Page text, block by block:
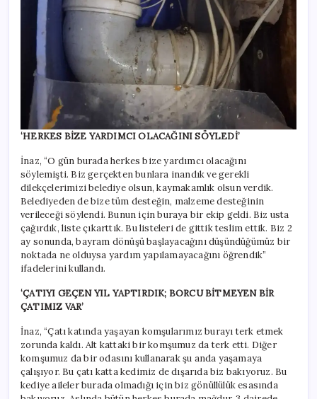
‘HERKES BİZE YARDIMCI OLACAĞINI SÖYLEDİ’
İnaz, “O gün burada herkes bize yardımcı olacağını
söylemişti. Biz gerçekten bunlara inandık ve gerekli
dilekçelerimizi belediye olsun, kaymakamlık olsun verdik.
Belediyeden de bize tüm desteğin, malzeme desteğinin
verileceği söylendi. Bunun için buraya bir ekip geldi. Biz usta
çağırdık, liste çıkarttık. Bu listeleri de gittik teslim ettik. Biz 2
ay sonunda, bayram dönüşü başlayacağını düşündüğümüz bir
noktada ne olduysa yardım yapılamayacağını öğrendik”
ifadelerini kullandı.
‘ÇATIYI GEÇEN YIL YAPTIRDIK; BORCU BİTMEYEN BİR
ÇATIMIZ VAR’
İnaz, “Çatı katında yaşayan komşularımız burayı terk etmek
zorunda kaldı. Alt kattaki bir komşumuz da terk etti. Diğer
komşumuz da bir odasını kullanarak şu anda yaşamaya
çalışıyor. Bu çatı katta kedimiz de dışarıda biz bakıyoruz. Bu
kediye aileler burada olmadığı için biz gönüllülük esasında